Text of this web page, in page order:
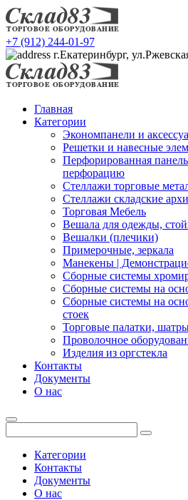
+7 (912) 244-01-97
г.Екатеринбург,
Главная
Категории
Экономпанели и
Решетки и навесные
Перфорированная
перфорацию
Стеллажи торговые
Стеллажи складские
Торговая Мебель
Вешала для одежды,
Вешалки (плечики)
Примерочные, зеркала
Манекены |
Сборные системы
Сборные системы на
Сборные системы на
стоек
Торговые палатки,
Проволочное
Изделия из оргстекла
Контакты
Документы
О нас
Категории
Контакты
Документы
О нас